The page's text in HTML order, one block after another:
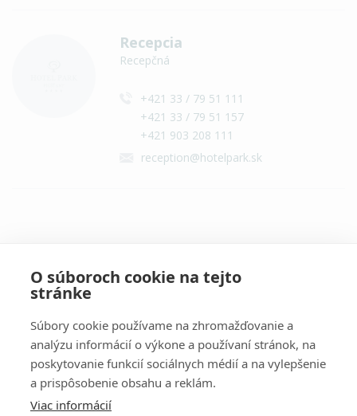
Recepcia
Recepčná
+421 33 / 79 51 111
+421 33 / 79 51 157
+421 903 208 111
reception@hotelpark.sk
Dôležité informácie
O súboroch cookie na tejto
stránke
Súbory cookie používame na zhromažďovanie a
analýzu informácií o výkone a používaní stránok, na
poskytovanie funkcií sociálnych médií a na vylepšenie
a prispôsobenie obsahu a reklám.
Viac informácií